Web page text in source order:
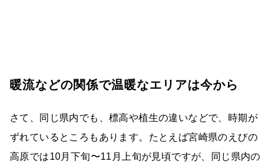
暖流などの関係で温暖なエリアは今から
さて、同じ県内でも、標高や植生の違いなどで、時期が
ずれているところもあります。たとえば宮崎県のえびの
高原では10月下旬〜11月上旬が見頃ですが、同じ県内の